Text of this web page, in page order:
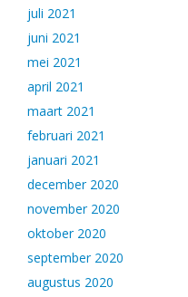
juli 2021
juni 2021
mei 2021
april 2021
maart 2021
februari 2021
januari 2021
december 2020
november 2020
oktober 2020
september 2020
augustus 2020